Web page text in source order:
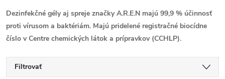
Dezinfekčné gély aj spreje značky A.R.E.N majú 99,9 % účinnosť
proti vírusom a baktériám. Majú pridelené registračné biocídne
číslo v Centre chemických látok a prípravkov (CCHLP).
Filtrovať